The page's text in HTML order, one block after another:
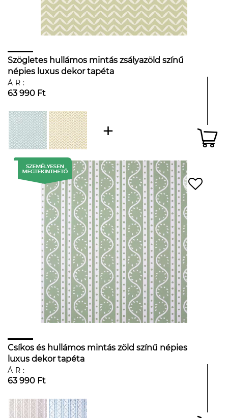
Szögletes hullámos mintás zsályazöld színű
népies luxus dekor tapéta
ÁR:
63 990 Ft
Csíkos és hullámos mintás zöld színű népies
luxus dekor tapéta
ÁR:
63 990 Ft